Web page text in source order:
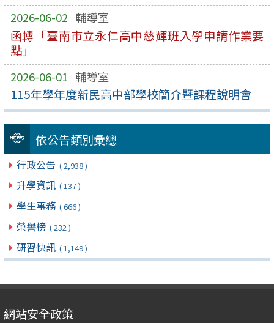
2026-06-02 輔導室
函轉「臺南市立永仁高中慈輝班入學申請作業要
點」
2026-06-01 輔導室
115年學年度新民高中部學校簡介暨課程說明會
依公告類別彙總
行政公告 ( 2,938 )
升學資訊 ( 137 )
學生事務 ( 666 )
榮譽榜 ( 232 )
研習快訊 ( 1,149 )
網站安全政策